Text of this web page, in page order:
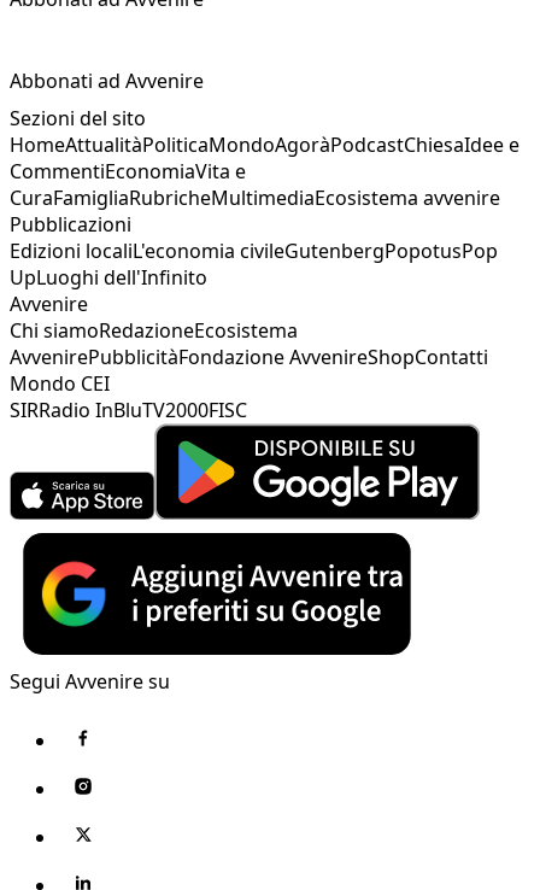
Abbonati ad Avvenire
Sezioni del sito
HomeAttualitàPoliticaMondoAgoràPodcastChiesaIdee e
CommentiEconomiaVita e
CuraFamigliaRubricheMultimediaEcosistema avvenire
Pubblicazioni
Edizioni localiL'economia civileGutenbergPopotusPop
UpLuoghi dell'Infinito
Avvenire
Chi siamoRedazioneEcosistema
AvvenirePubblicitàFondazione AvvenireShopContatti
Mondo CEI
SIRRadio InBluTV2000FISC
Segui Avvenire su